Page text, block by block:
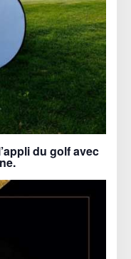
du golf avec